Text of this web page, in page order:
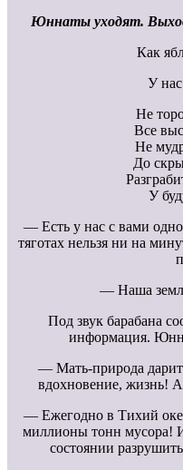
Юннаты уходят.
Как
У
Не
Все
Не
До
У
— Есть у нас с вами
тяготах нельзя ни на
— Наша
Под звук барабана
информация.
— Мать-природа дарит
вдохновение, жизнь!
— Ежегодно в Тихий
миллионы тонн мусора!
состоянии